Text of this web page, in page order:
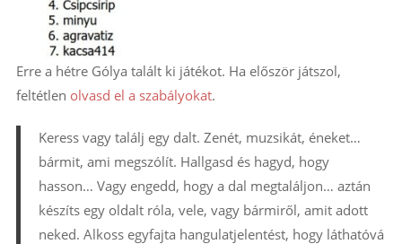
Erre a hétre Gólya talált ki játékot. Ha először játszol,
feltétlen olvasd el a szabályokat.
Keress vagy találj egy dalt. Zenét, muzsikát, éneket…
bármit, ami megszólít. Hallgasd és hagyd, hogy
hasson… Vagy engedd, hogy a dal megtaláljon… aztán
készíts egy oldalt róla, vele, vagy bármiről, amit adott
neked. Alkoss egyfajta hangulatjelentést, hogy láthatóvá